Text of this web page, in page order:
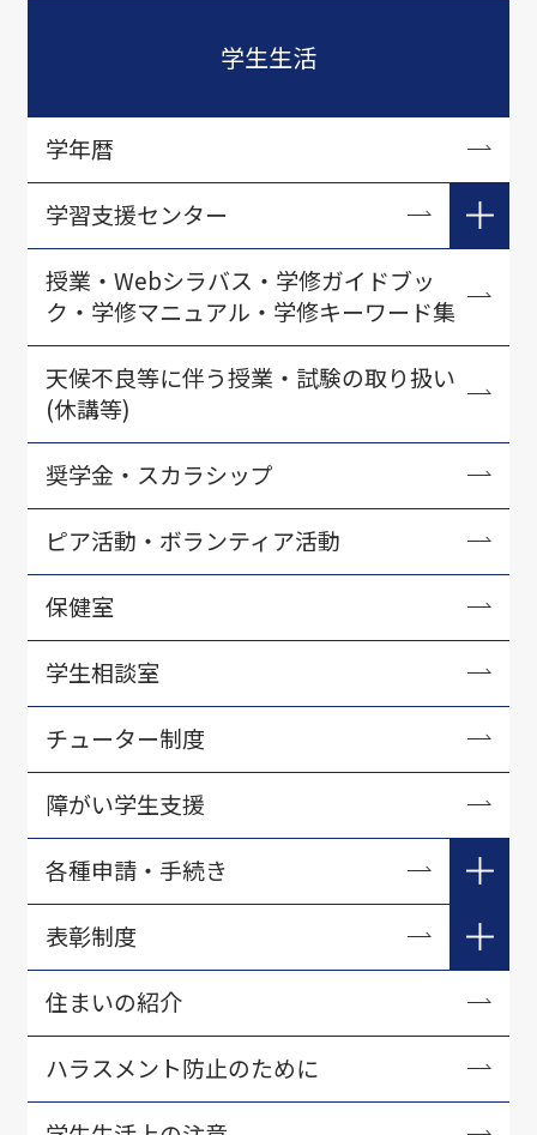
学生生活
学年暦
学習支援センター
在学生向け学習支援
入学準備学習プログラム
初年次教育に関する教材開発
教育力アップセミナー
LSCセミナー
学習支援センター刊行物
授業・Webシラバス・学修ガイドブッ
ク・学修マニュアル・学修キーワード集
天候不良等に伴う授業・試験の取り扱い
(休講等)
奨学金・スカラシップ
ピア活動・ボランティア活動
保健室
学生相談室
チューター制度
障がい学生支援
各種申請・手続き
学生生活各種手続き
証明書について
アルバイト紹介
学生生活に役立つ刊行物・資料
表彰制度
学長表彰
資格取得表彰
住まいの紹介
ハラスメント防止のために